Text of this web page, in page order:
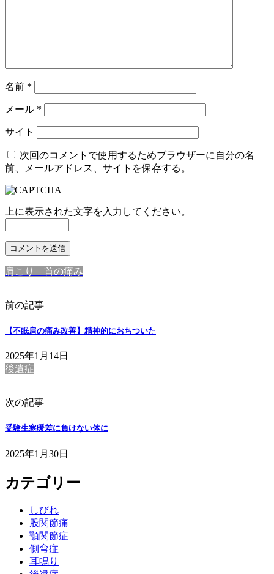
名前 *
メール *
サイト
次回のコメントで使用するためブラウザーに自分の名
前、メールアドレス、サイトを保存する。
上に表示された文字を入力してください。
肩こり 首の痛み
前の記事
【不眠肩の痛み改善】精神的におちついた
2025年1月14日
後遺症
次の記事
受験生寒暖差に負けない体に
2025年1月30日
カテゴリー
しびれ
股関節痛
顎関節症
側弯症
耳鳴り